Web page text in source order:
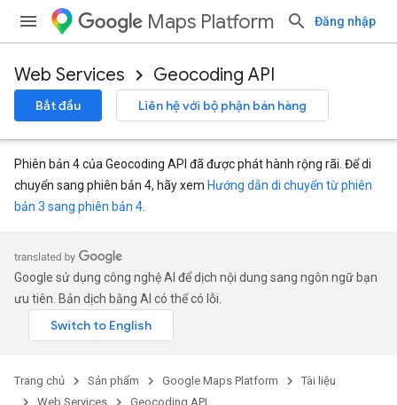
Maps Platform Đăng nhập
Web Services Geocoding API
Bắt đầu Liên hệ với bộ phận bán hàng
Phiên bản 4 của Geocoding API đã được phát hành rộng rãi. Để di
chuyển sang phiên bản 4, hãy xem Hướng dẫn di chuyển từ phiên
bản 3 sang phiên bản 4
Google sử dụng công nghệ AI để dịch nội dung sang ngôn ngữ bạn
ưu tiên. Bản dịch bằng AI có thể có lỗi.
Trang chủ Sản phẩm Google Maps Platform
Tài liệu
Web Services
Geocoding API